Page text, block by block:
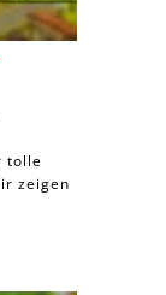
tolle
zeigen